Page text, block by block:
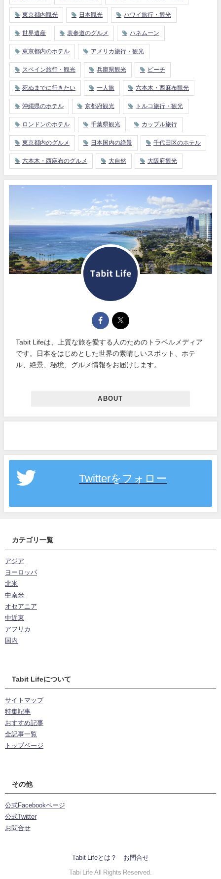
東京都内観光 日本観光 ハワイ旅行・観光
世界遺産 表参道のグルメ ハネムーン
東京都内のホテル アメリカ旅行・観光
スペイン旅行・観光 兵庫県観光 ビーチ
死ぬまでに行きたい 一人旅 六本木・西麻布観光
沖縄県のホテル 京都府観光 トルコ旅行・観光
ロンドンのホテル 千葉県観光 カップル旅行
東京都内のグルメ 日本国内の絶景 千代田区のホテル
六本木・西麻布のグルメ 大自然 大阪府観光
Tabit Lifeは、上質な旅を愛する人のためのトラベルメディア
です。日本をはじめとした世界の素晴しいスポット、ホテ
ル、絶景、秘境、グルメ情報をお届けします。
ABOUT
Twitterをフォロー
カテゴリ一覧
アジア
ヨーロッパ
北米
中南米
オセアニア
中近東
アフリカ
国内
Tabit Lifeについて
サイトマップ
特集記事
おすすめ記事
全記事一覧
トップページ
その他
公式Facebookページ
公式Twitter
お問合せ
Tabit Lifeとは？ お問合せ
Tabi Life All Rights Reserved.